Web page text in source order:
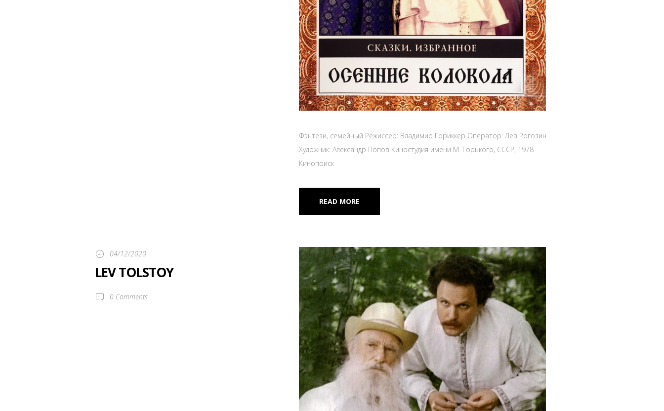
Фэнтези, семейный Режиссер: Владимир Гориккер Оператор: Лев Рогозин
Художник: Александр Попов Киностудия имени М. Горького, СССР, 1978
Кинопоиск
READ MORE
04/12/2020
LEV TOLSTOY
0 Comments